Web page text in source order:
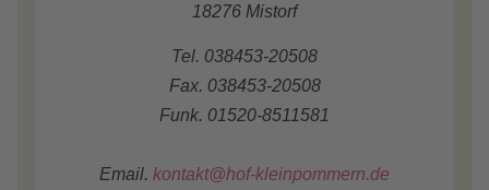
18276 Mistorf
Tel. 038453-20508
Fax. 038453-20508
Funk. 01520-8511581
Email. kontakt@hof-kleinpommern.de